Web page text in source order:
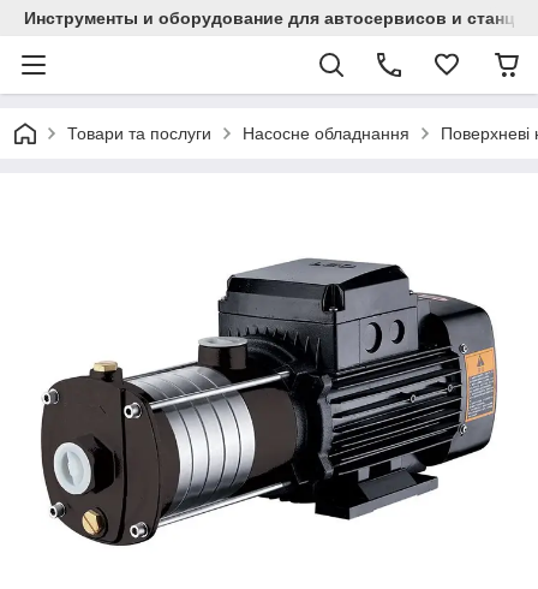
Инструменты и оборудование для автосервисов и
Товари та послуги Насосне обладнання Поверхневі